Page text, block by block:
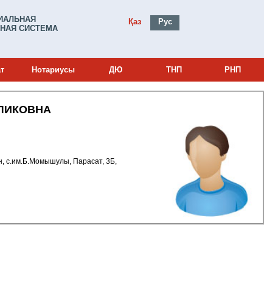
СИСТЕМА
Қаз Рус
Нотариусы ДЮ ТНП РНП
с.им.Б.Момышулы, Парасат, 3Б,